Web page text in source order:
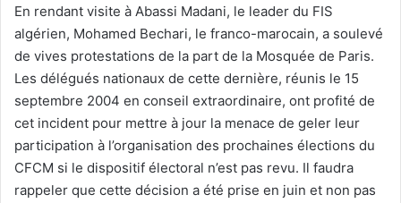
En rendant visite à Abassi Madani, le leader du FIS
algérien, Mohamed Bechari, le franco-marocain, a soulevé
de vives protestations de la part de la Mosquée de Paris.
Les délégués nationaux de cette dernière, réunis le 15
septembre 2004 en conseil extraordinaire, ont profité de
cet incident pour mettre à jour la menace de geler leur
participation à l’organisation des prochaines élections du
CFCM si le dispositif électoral n’est pas revu. Il faudra
rappeler que cette décision a été prise en juin et non pas